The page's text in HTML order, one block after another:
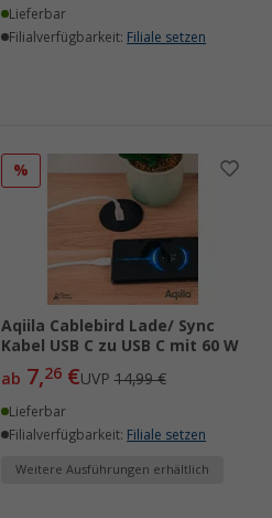
Lieferbar
Filialverfügbarkeit: Filiale setzen
%
Aqiila Cablebird Lade/ Sync
Kabel USB C zu USB C mit 60 W
ab 7,26€UVP14,99 €
Lieferbar
Filialverfügbarkeit: Filiale setzen
Weitere Ausführungen erhältlich